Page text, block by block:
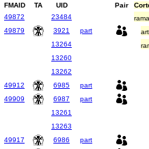
FMAID TA UID Pair
49872
23484
49879
3921 part
13264
13260
13262
49912
6985 part
49909
6987 part
13261
13263
49917
6986 part